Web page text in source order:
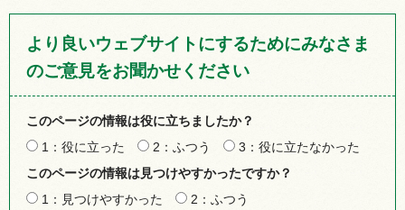
より良いウェブサイトにするためにみなさま
のご意見をお聞かせください
このページの情報は役に立ちましたか？
1：役に立った
2：ふつう
3：役に立たなかった
このページの情報は見つけやすかったですか？
1：見つけやすかった
2：ふつう